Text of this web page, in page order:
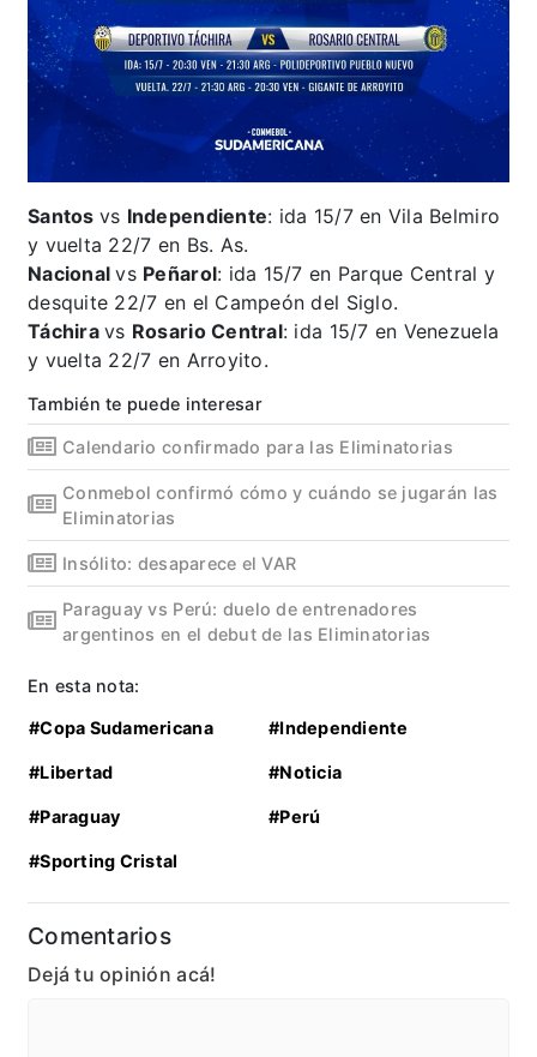
Santos vs Independiente: ida 15/7 en Vila Belmiro
y vuelta 22/7 en Bs. As.
Nacionalvs Peñarol: ida 15/7 en Parque Central y
desquite 22/7 en el Campeón del Siglo.
Táchiravs Rosario Central: ida 15/7 en Venezuela
y vuelta 22/7 en Arroyito.
También te puede interesar
Calendario confirmado para las Eliminatorias
Conmebol confirmó cómo y cuándo se jugarán las
Eliminatorias
Insólito: desaparece el VAR
Paraguay vs Perú: duelo de entrenadores
argentinos en el debut de las Eliminatorias
En esta nota:
#Copa Sudamericana #Independiente
#Libertad #Noticia
#Paraguay #Perú
#Sporting Cristal
Comentarios
Dejá tu opinión acá!